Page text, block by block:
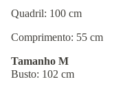
Quadril: 100 cm
Comprimento: 55 cm
Tamanho M
Busto: 102 cm